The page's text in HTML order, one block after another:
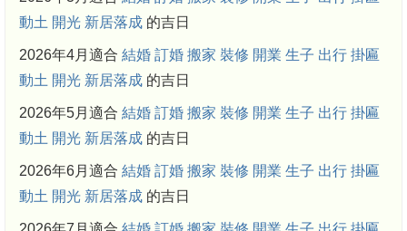
動土 開光 新居落成 的吉日
2026年4月適合 結婚 訂婚 搬家 裝修 開業 生子 出行 掛匾
動土 開光 新居落成 的吉日
2026年5月適合 結婚 訂婚 搬家 裝修 開業 生子 出行 掛匾
動土 開光 新居落成 的吉日
2026年6月適合 結婚 訂婚 搬家 裝修 開業 生子 出行 掛匾
動土 開光 新居落成 的吉日